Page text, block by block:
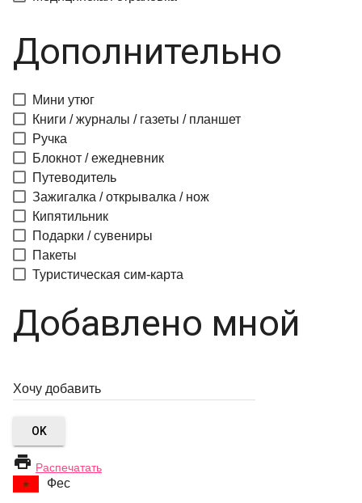
Дополнительно
Мини утюг
Книги / журналы / газеты / планшет
Ручка
Блокнот / ежедневник
Путеводитель
Зажигалка / открывалка / нож
Кипятильник
Подарки / сувениры
Пакеты
Туристическая сим-карта
Добавлено мной
OK
 Распечатать
Фес